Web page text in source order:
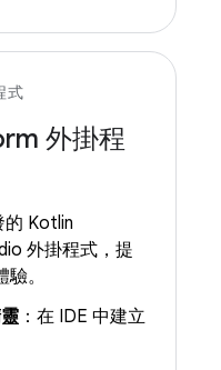
式
外掛程
Kotlin
外掛程式，提
。
：在 IDE 中建立